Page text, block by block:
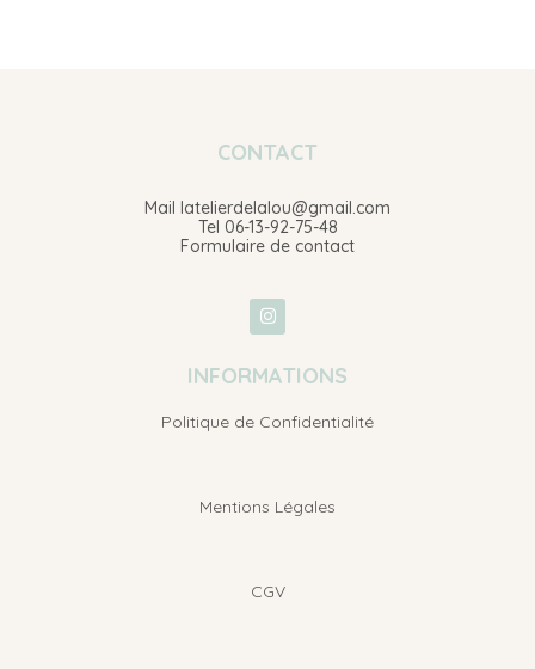
CONTACT
Mail latelierdelalou@gmail.com
Tel 06-13-92-75-48
Formulaire de contact
INFORMATIONS
Politique de Confidentialité
Mentions Légales
CGV